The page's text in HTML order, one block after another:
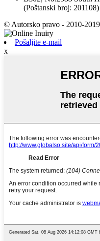
(Poštanski broj: 201108)
© Autorsko pravo - 2010-
Pošaljite e-mail
x